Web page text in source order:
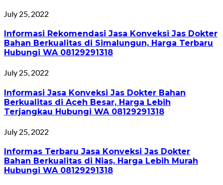
July 25, 2022
Informasi Rekomendasi Jasa Konveksi Jas Dokter
Bahan Berkualitas di Simalungun, Harga Terbaru
Hubungi WA 08129291318
July 25, 2022
Informasi Jasa Konveksi Jas Dokter Bahan
Berkualitas di Aceh Besar, Harga Lebih
Terjangkau Hubungi WA 08129291318
July 25, 2022
Informas Terbaru Jasa Konveksi Jas Dokter
Bahan Berkualitas di Nias, Harga Lebih Murah
Hubungi WA 08129291318